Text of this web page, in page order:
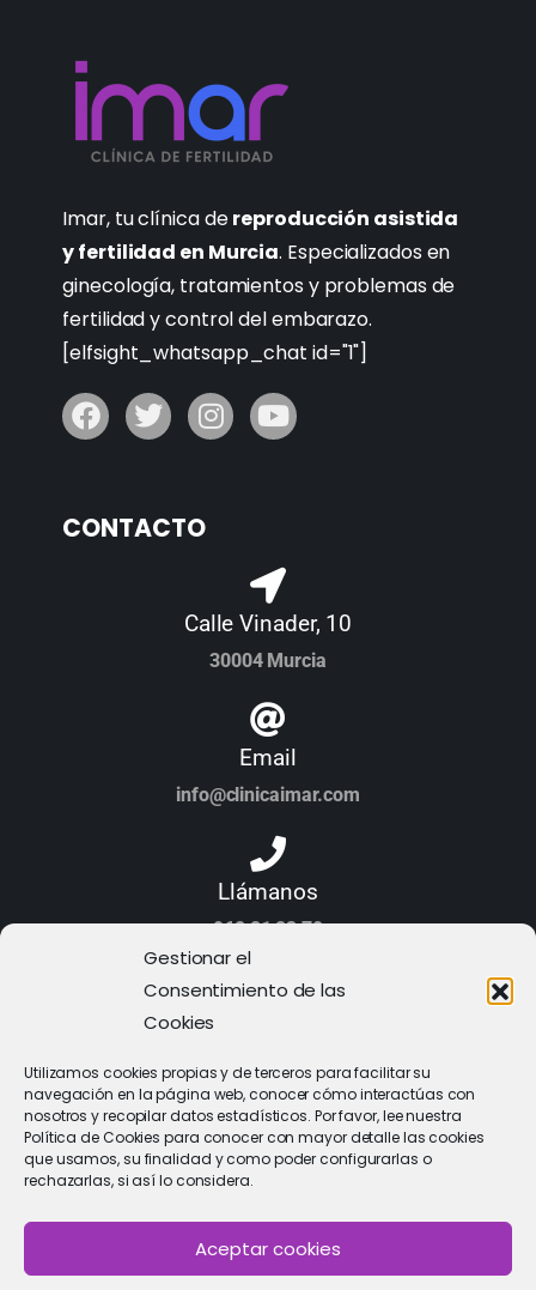
Gestionar el
Consentimiento de las
Cookies
Utilizamos cookies propias y de terceros para facilitar su
navegación en la página web, conocer cómo interactúas con
nosotros y recopilar datos estadísticos. Por favor, lee nuestra
Política de Cookies para conocer con mayor detalle las cookies
que usamos, su finalidad y como poder configurarlas o
rechazarlas, si así lo considera.
Aceptar cookies
Imar, tu clínica dereproducción asistida
y fertilidad en Murcia. Especializados en
ginecología, tratamientos y problemas de
fertilidad y control del embarazo.
[elfsight_whatsapp_chat id="1"]
CONTACTO
Calle Vinader, 10
30004 Murcia
Email
info@clinicaimar.com
Llámanos
968 21 23 70